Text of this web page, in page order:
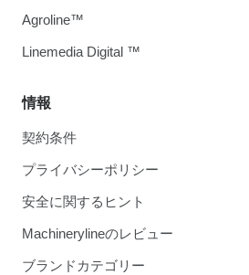
情報
契約条件
プライバシーポリシー
安全に関するヒント
Machinerylineのレビュー
ブランドカテゴリー
Agroline™
Linemedia Digital ™